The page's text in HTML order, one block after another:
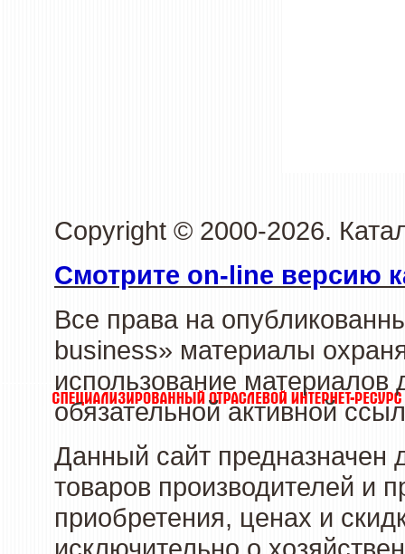
Copyright © 2000-2026.
Смотрите on-line версию
Все права на
business» материалы
использование материалов
обязательной активной
Данный сайт предназначен
товаров производителей и
приобретения, ценах и